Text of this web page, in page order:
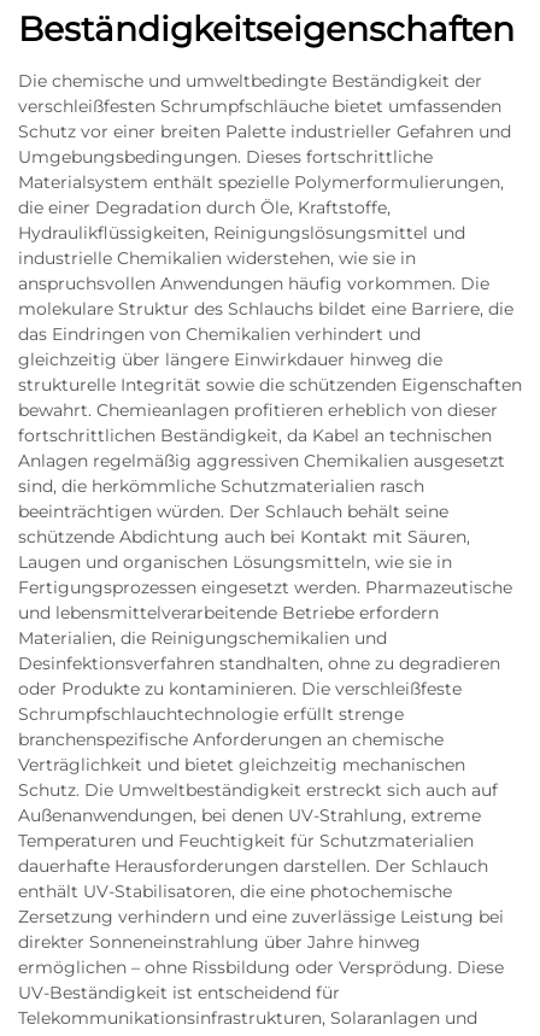
Beständigkeitseigenschaften
Die chemische und umweltbedingte Beständigkeit der
verschleißfesten Schrumpfschläuche bietet umfassenden
Schutz vor einer breiten Palette industrieller Gefahren und
Umgebungsbedingungen. Dieses fortschrittliche
Materialsystem enthält spezielle Polymerformulierungen,
die einer Degradation durch Öle, Kraftstoffe,
Hydraulikflüssigkeiten, Reinigungslösungsmittel und
industrielle Chemikalien widerstehen, wie sie in
anspruchsvollen Anwendungen häufig vorkommen. Die
molekulare Struktur des Schlauchs bildet eine Barriere, die
das Eindringen von Chemikalien verhindert und
gleichzeitig über längere Einwirkdauer hinweg die
strukturelle Integrität sowie die schützenden Eigenschaften
bewahrt. Chemieanlagen profitieren erheblich von dieser
fortschrittlichen Beständigkeit, da Kabel an technischen
Anlagen regelmäßig aggressiven Chemikalien ausgesetzt
sind, die herkömmliche Schutzmaterialien rasch
beeinträchtigen würden. Der Schlauch behält seine
schützende Abdichtung auch bei Kontakt mit Säuren,
Laugen und organischen Lösungsmitteln, wie sie in
Fertigungsprozessen eingesetzt werden. Pharmazeutische
und lebensmittelverarbeitende Betriebe erfordern
Materialien, die Reinigungschemikalien und
Desinfektionsverfahren standhalten, ohne zu degradieren
oder Produkte zu kontaminieren. Die verschleißfeste
Schrumpfschlauchtechnologie erfüllt strenge
branchenspezifische Anforderungen an chemische
Verträglichkeit und bietet gleichzeitig mechanischen
Schutz. Die Umweltbeständigkeit erstreckt sich auch auf
Außenanwendungen, bei denen UV-Strahlung, extreme
Temperaturen und Feuchtigkeit für Schutzmaterialien
dauerhafte Herausforderungen darstellen. Der Schlauch
enthält UV-Stabilisatoren, die eine photochemische
Zersetzung verhindern und eine zuverlässige Leistung bei
direkter Sonneneinstrahlung über Jahre hinweg
ermöglichen – ohne Rissbildung oder Versprödung. Diese
UV-Beständigkeit ist entscheidend für
Telekommunikationsinfrastrukturen, Solaranlagen und